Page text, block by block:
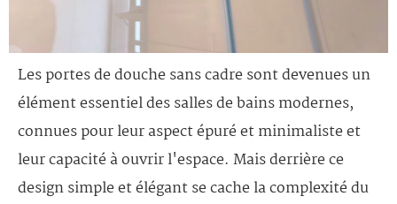
Les portes de douche sans cadre sont devenues un
élément essentiel des salles de bains modernes,
connues pour leur aspect épuré et minimaliste et
leur capacité à ouvrir l'espace. Mais derrière ce
design simple et élégant se cache la complexité du